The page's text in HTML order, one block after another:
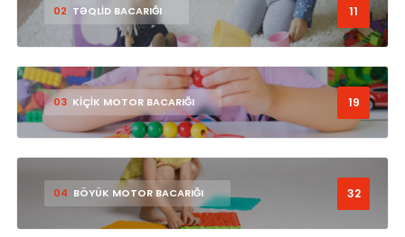
02 TƏQLİD BACARIĞI 11
03 KİÇİK MOTOR BACARIĞI 19
04 BÖYÜK MOTOR BACARIĞI 32